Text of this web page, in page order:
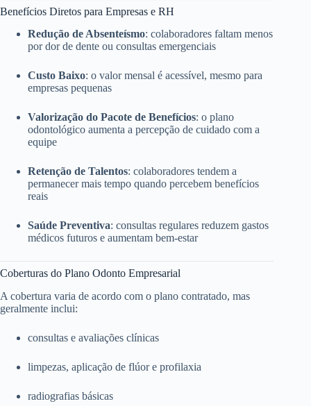
Benefícios Diretos para Empresas e RH
Redução de Absenteísmo: colaboradores faltam menos
por dor de dente ou consultas emergenciais
Custo Baixo: o valor mensal é acessível, mesmo para
empresas pequenas
Valorização do Pacote de Benefícios: o plano
odontológico aumenta a percepção de cuidado com a
equipe
Retenção de Talentos: colaboradores tendem a
permanecer mais tempo quando percebem benefícios
reais
Saúde Preventiva: consultas regulares reduzem gastos
médicos futuros e aumentam bem-estar
Coberturas do Plano Odonto Empresarial
A cobertura varia de acordo com o plano contratado, mas
geralmente inclui:
consultas e avaliações clínicas
limpezas, aplicação de flúor e profilaxia
radiografias básicas